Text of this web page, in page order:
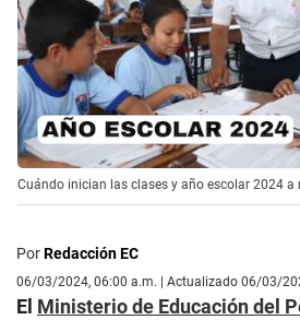
Cuándo inician las clases y año escolar 2024 a
PorRedacción EC
06/03/2024, 06:00 a.m. | Actualizado 06/03/
El Ministerio de Educación del